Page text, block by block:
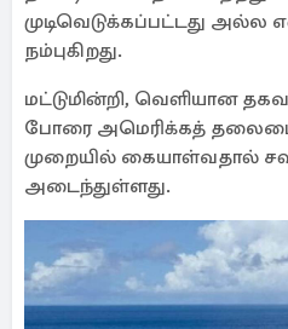
முடிவெடுக்கப்பட்டது அல்ல
நம்புகிறது.
மட்டுமின்றி, வெளியான
போரை அமெரிக்கத்
முறையில் கையாள்வதால்
அடைந்துள்ளது.